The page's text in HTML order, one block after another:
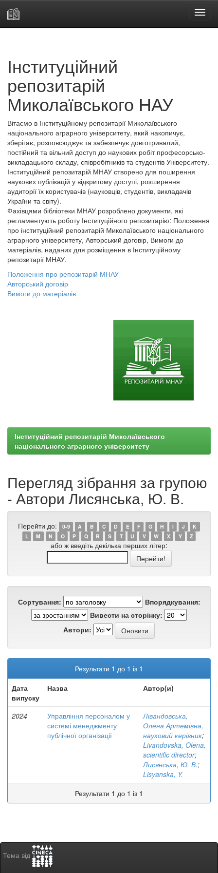
Інституційний
репозитарій
Миколаївського НАУ
Вітаємо в Інституційному репозитарії Миколаївського
національного аграрного університету, який накопичує,
зберігає, розповсюджує та забезпечує довготривалий,
постійний та вільний доступ до наукових робіт професорсько-
викладацького складу, співробітників та студентів Університету.
Інституційний репозитарій МНАУ створено для поширення
наукових публікацій у відкритому доступі, розширення
аудиторії їх користувачів (науковців, студентів, викладачів
України та світу).
Фахівцями бібліотеки МНАУ розроблено документи, які
регламентують роботу Інституційного репозитарію: Положення
про інституційний репозитарій Миколаївського національного
аграрного університету, Авторський договір, Вимоги до
матеріалів, наданих для розміщення в Інституційному
репозитарії МНАУ.
Положення про репозитарій МНАУ
Авторський договір
Вимоги до матеріалів
Інституційний репозитарій Миколаївського
національного аграрного університету
Перегляд зібрання за групою
- Автори Лисянська, Ю. В.
Перейти до: 0-9 A B C D E F G H I J
K
L
M N O P Q R S T U V W X Y Z
або ж введіть декілька перших літер:
Сортування:
Впорядкування:
Вивести на сторінку:
Автори:
Результати 1 до 1 із 1
Дата
випуску
Назва Автор(и)
2024
Управління персоналом у
системі менеджменту
публічної організації
Лівандовська,
Олена Артемівна,
науковий керівник;
Livandovska, Olena,
scientific director;
Лисянська, Ю. В.;
Lisyanska, Y.
Результати 1 до 1 із 1
Тема від